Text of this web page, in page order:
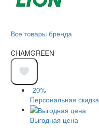
Все товары бренда
CHAMGREEN
-20%
Персональная скидка
Выгодная цена